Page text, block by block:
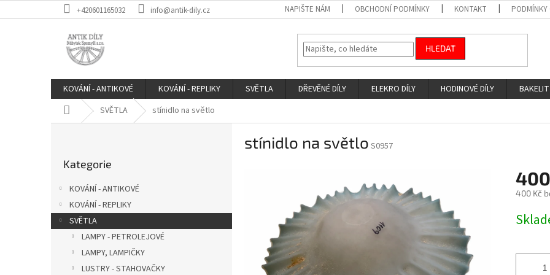
na
+420601165032 info@antik-dily.cz NAPIŠTE NÁM OBCHODNÍ PODMÍNKY KONTAKT PODMÍNKY
HLEDAT
KOVÁNÍ - ANTIKOVÉ KOVÁNÍ - REPLIKY SVĚTLA DŘEVĚNÉ DÍLY ELEKRO DÍLY HODINOVÉ DÍLY BAKELIT
Domů SVĚTLA stínidlo na světlo
n
kategorie
Kategorie
KOVÁNÍ - ANTIKOVÉ
KOVÁNÍ - REPLIKY
SVĚTLA
LAMPY - PETROLEJOVÉ
LAMPY, LAMPIČKY
LUSTRY - STAHOVAČKY
stínidlo na světlo S0957
400 Kč
cena: